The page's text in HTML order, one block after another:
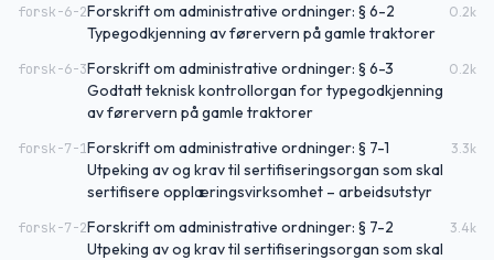
forsk-6-2Forskrift om administrative ordninger: § 6-2
Typegodkjenning av førervern på gamle traktorer
0.2k
forsk-6-3Forskrift om administrative ordninger: § 6-3
Godtatt teknisk kontrollorgan for typegodkjenning
av førervern på gamle traktorer
0.2k
forsk-7-1Forskrift om administrative ordninger: § 7-1
Utpeking av og krav til sertifiseringsorgan som skal
sertifisere opplæringsvirksomhet – arbeidsutstyr
3.3k
forsk-7-2Forskrift om administrative ordninger: § 7-2
Utpeking av og krav til sertifiseringsorgan som skal
3.4k